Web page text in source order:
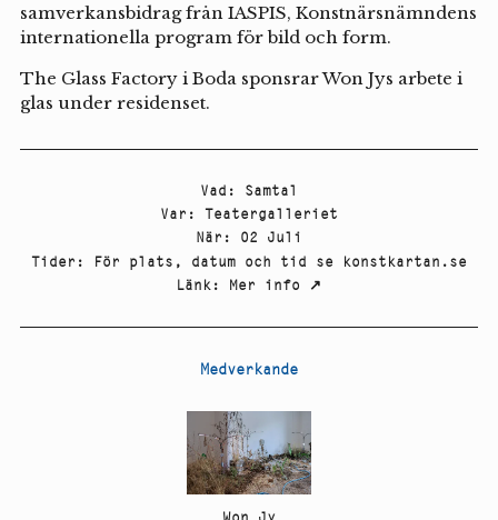
samverkansbidrag från IASPIS, Konstnärsnämndens
internationella program för bild och form.
The Glass Factory i Boda sponsrar Won Jys arbete i
glas under residenset.
Vad : Samtal
Var : Teatergalleriet
När : 02 Juli
Tider :
För plats, datum och tid se konstkartan.se
Länk: Mer info ↗
Medverkande